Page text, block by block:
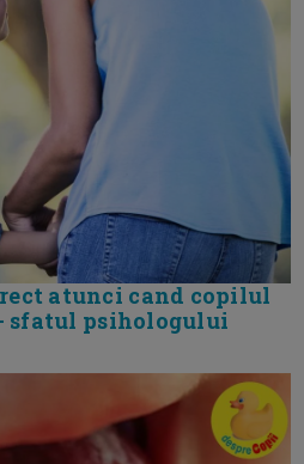
atunci cand copilul
sfatul psihologului